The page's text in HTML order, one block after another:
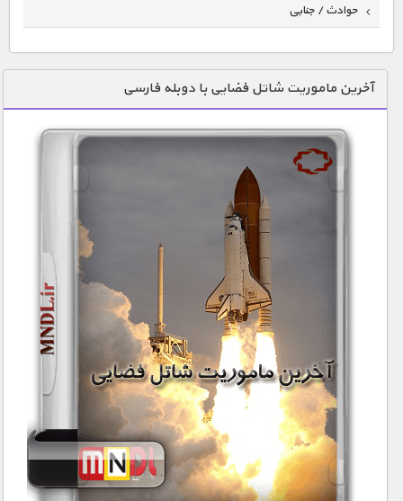
حوادث / جنایی
دنیای خوراکی ها
زمین شناسی / محیط زیست
سازه/ معماری/ مهندسی
سرگرمی
گردشگری
ماورایی
مسابقات / ورزشی
مستند های اختصاصی
آخرین ماموریت شاتل فضایی با دوبله فارسی